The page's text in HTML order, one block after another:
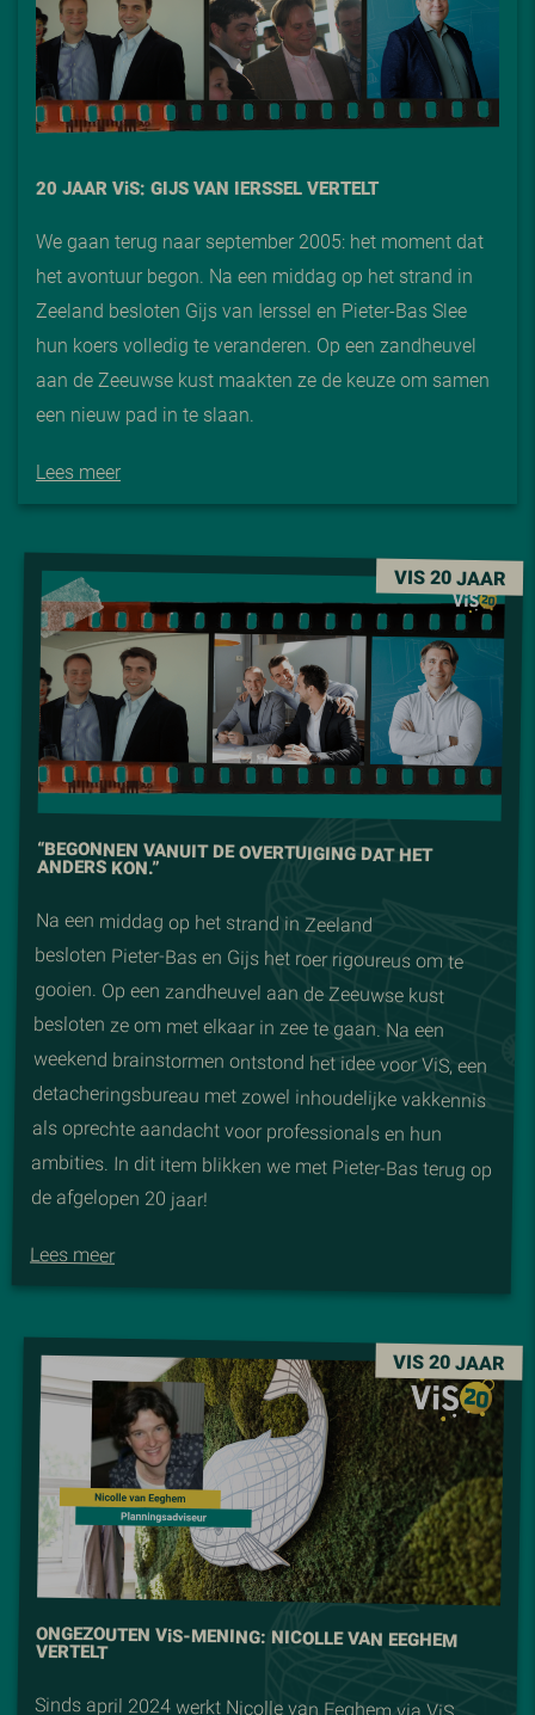
20 JAAR ViS: GIJS VAN IERSSEL VERTELT
We gaan terug naar september 2005: het moment dat
het avontuur begon. Na een middag op het strand in
Zeeland besloten Gijs van Ierssel en Pieter-Bas Slee
hun koers volledig te veranderen. Op een zandheuvel
aan de Zeeuwse kust maakten ze de keuze om samen
een nieuw pad in te slaan.
Lees meer
VIS 20 JAAR
“BEGONNEN VANUIT DE OVERTUIGING DAT HET
ANDERS KON.”
Na een middag op het strand in Zeeland
besloten Pieter-Bas en Gijs het roer rigoureus om te
gooien. Op een zandheuvel aan de Zeeuwse kust
besloten ze om met elkaar in zee te gaan. Na een
weekend brainstormen ontstond het idee voor ViS, een
detacheringsbureau met zowel inhoudelijke vakkennis
als oprechte aandacht voor professionals en hun
ambities. In dit item blikken we met Pieter-Bas terug op
de afgelopen 20 jaar!
Lees meer
VIS 20 JAAR
ONGEZOUTEN ViS-MENING: NICOLLE VAN EEGHEM
VERTELT
Sinds april 2024 werkt Nicolle van Eeghem via ViS
Detachering bij de gemeente Amsterdam. Maar Nicolle
en ViS waren tot 2024 zeker geen vreemden van elkaar.
Zij heeft namelijk in 2015 via ViS bij de TU Delft
gewerkt, waar zij na de detacheringsperiode in vaste
dienst is getreden. Wij gingen met Nicolle in gesprek